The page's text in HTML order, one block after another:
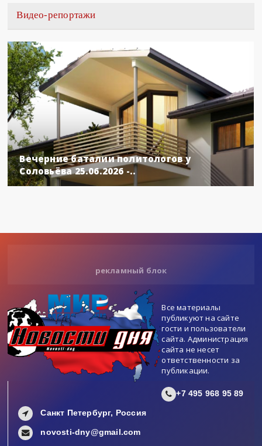
Видео-репортажи
Вечерние баталии политологов у
Соловьёва 25.06.2026 -..
рекламный блок
Все материалы
публикуют на сайте
гости и пользователи
сайта. Администрация
сайта не несет
ответственности за
публикации.
+7 495 968 95 89
Санкт Петербург, Россия
novosti-dny@gmail.com